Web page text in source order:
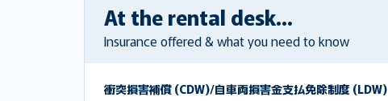
At the rental desk...
Insurance offered & what you need to know
衝突損害補償 (CDW)/自車両損害金支払免除制度 (LDW)